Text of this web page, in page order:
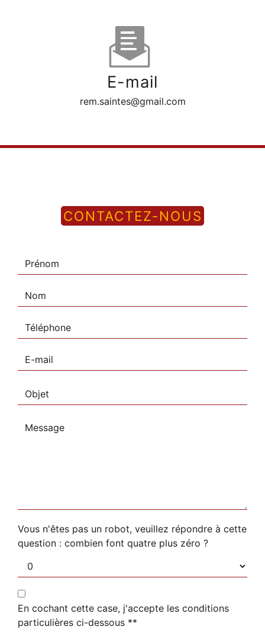
E-mail
rem.saintes@gmail.com
CONTACTEZ-NOUS
Vous n'êtes pas un robot, veuillez répondre à cette
question : combien font quatre plus zéro ?
En cochant cette case, j'accepte les conditions
particulières ci-dessous **